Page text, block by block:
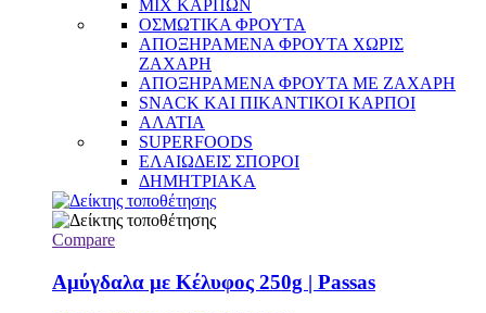
MIX ΚΑΡΠΩΝ
ΟΣΜΩΤΙΚΑ ΦΡΟΥΤΑ
ΑΠΟΞΗΡΑΜΕΝΑ ΦΡΟΥΤΑ ΧΩΡΙΣ
ΖΑΧΑΡΗ
ΑΠΟΞΗΡΑΜΕΝΑ ΦΡΟΥΤΑ ΜΕ ΖΑΧΑΡΗ
SNACK ΚΑΙ ΠΙΚΑΝΤΙΚΟΙ ΚΑΡΠΟΙ
ΑΛΑΤΙΑ
SUPERFOODS
ΕΛΑΙΩΔΕΙΣ ΣΠΟΡΟΙ
ΔΗΜΗΤΡΙΑΚΑ
Compare
Αμύγδαλα με Κέλυφος 250g | Passas